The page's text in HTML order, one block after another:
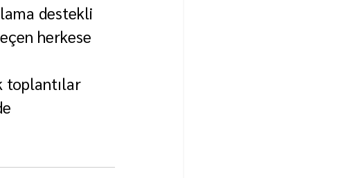
destekli
herkese
toplantılar